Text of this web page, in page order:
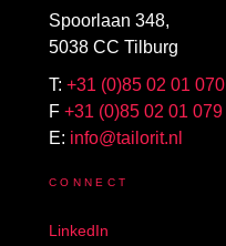
Spoorlaan 348,
5038 CC Tilburg
T: +31 (0)85 02 01 070
F +31 (0)85 02 01 079
E: info@tailorit.nl
CONNECT
LinkedIn